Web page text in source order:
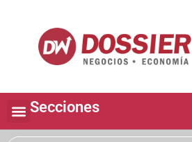
Secciones